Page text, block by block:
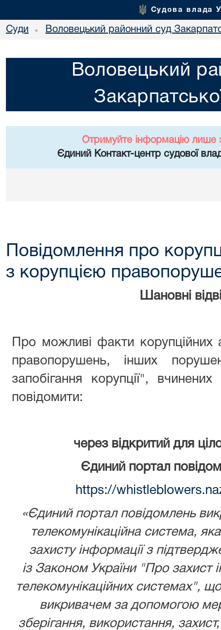
Судова влада
Суди • Воловецький районний суд
Воловецький
Отримуйте інформацію лише
Єдиний Контакт-центр судової
Повідомлення про
з корупцією
Шановні
Про можливі факти
правопорушень, інших
запобігання корупції", вчинених
повідомити:
через відкритий для
Єдиний портал
https://
«Єдиний портал повідомлень
телекомунікаційна система,
захисту інформації з
із Законом України"Про захист
телекомунікаційних системах",
викривачем за допомогою
зберігання, використання,